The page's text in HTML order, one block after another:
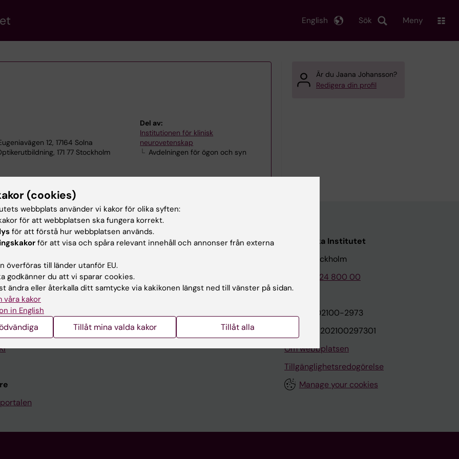
Sök
English Meny
12, 17164 Solna
171 77 Stockholm
Del av:
Institutionen för klinisk
neurovetenskap
Avdelningen för ögon och syn
Är du Jaana Johansson?
Redigera din profil
Kontakta och besök KI
Stöd forskning och utbildning
Kontakta presstjänsten
Karolinska Institutet
171 77 Stockholm
Tel: 08-524 800 00
Org.nr: 202100-2973
VAT.nr: SE202100297301
Om webbplatsen
Tillgänglighetsredogörelse
Manage your cookies
(cookies)
webbplats använder vi kakor för olika syften:
för att webbplatsen ska fungera korrekt.
för att förstå hur webbplatsen används.
för att visa och spåra relevant innehåll och annonser från externa
överföras till länder utanför EU.
godkänner du att vi sparar cookies.
ändra eller återkalla ditt samtycke via kakikonen längst ned till vänster på sidan.
våra kakor
in English
Tillåt mina valda kakor Tillåt alla